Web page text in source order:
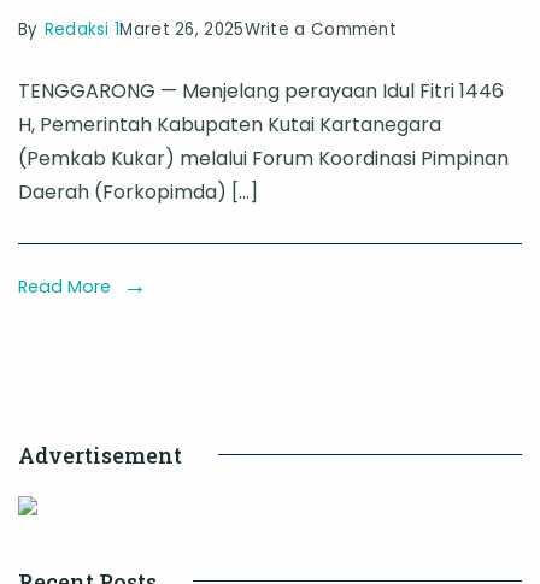
By Redaksi 1Maret 26, 2025Write a Comment
Lebaran,
Pemkab
Kukar
Rakor
TENGGARONG — Menjelang perayaan Idul Fitri 1446
H, Pemerintah Kabupaten Kutai Kartanegara
(Pemkab Kukar) melalui Forum Koordinasi Pimpinan
Daerah (Forkopimda) […]
Read More
Advertisement